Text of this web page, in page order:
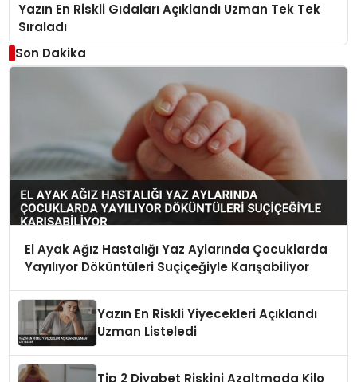
Yazın En Riskli Gıdaları Açıklandı Uzman Tek Tek
Sıraladı
Son Dakika
El Ayak Ağız Hastalığı Yaz Aylarında Çocuklarda
Yayılıyor Döküntüleri Suçiçeğiyle Karışabiliyor
Yazın En Riskli Yiyecekleri Açıklandı
Uzman Listeledi
Tip 2 Diyabet Riskini Azaltmada Kilo